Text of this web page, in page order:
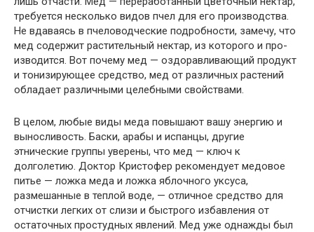
требуется несколько видов пчел для его производства.
Не вдаваясь в пчеловодческие подробнос­ти, замечу, что
мед содержит растительный нектар, из которого и про­
изводится. Вот почему мед — оздоравливающий продукт
и тонизиру­ющее средство, мед от различных растений
обладает различными це­лебными свойствами.
В целом, любые виды меда повышают вашу энергию и
выносливость. Баски, арабы и испанцы, другие
этнические группы уверены, что мед — ключ к
долголетию. Доктор Кристофер рекомендует медовое
питье — ложка меда и ложка яблочного уксуса,
размешанные в теплой воде, — отличное средство для
отчистки легких от слизи и быстрого избавления от
остаточных простудных явлений. Мед уже однажды был